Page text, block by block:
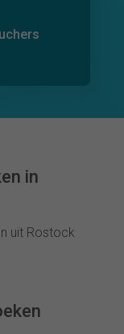
donaties
in
uit Rostock